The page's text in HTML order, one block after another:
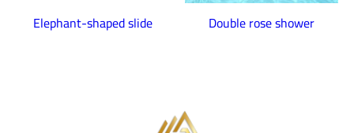
Double rose shower
Elephant-shaped slide